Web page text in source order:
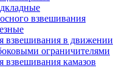
взвешивания
взвешивания в движении
ограничителями
взвешивания камазов